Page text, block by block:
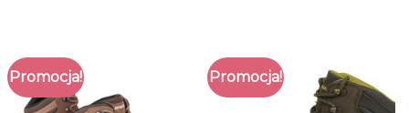
Promocja! Promocja!